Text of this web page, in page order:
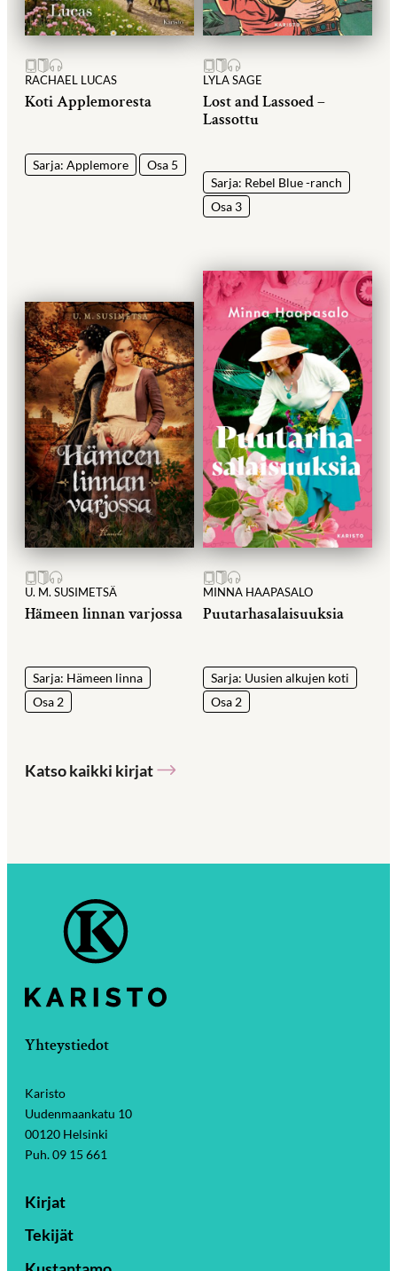
RACHAEL LUCAS
Koti Applemoresta
Sarja: Applemore Osa 5
LYLA SAGE
Lost and Lassoed –
Lassottu
Sarja: Rebel Blue -ranch
Osa 3
U. M. SUSIMETSÄ
Hämeen linnan varjossa
Sarja: Hämeen linna
Osa 2
MINNA HAAPASALO
Puutarhasalaisuuksia
Sarja: Uusien alkujen koti
Osa 2
Katso kaikki kirjat
Yhteystiedot
Karisto
Uudenmaankatu 10
00120 Helsinki
Puh. 09 15 661
Kirjat
Tekijät